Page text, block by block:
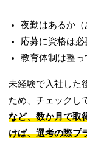
夜勤はあるか（
応募に資格は必
教育体制は整っ
未経験で入社した
ため、チェックし
など、数か月で取
けば、選考の際プ